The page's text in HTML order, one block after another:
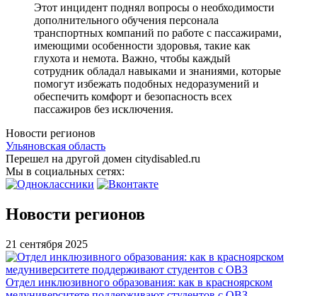
Этот инцидент поднял вопросы о необходимости
дополнительного обучения персонала
транспортных компаний по работе с пассажирами,
имеющими особенности здоровья, такие как
глухота и немота. Важно, чтобы каждый
сотрудник обладал навыками и знаниями, которые
помогут избежать подобных недоразумений и
обеспечить комфорт и безопасность всех
пассажиров без исключения.
Новости регионов
Ульяновская область
Перешел на другой домен citydisabled.ru
Мы в социальных сетях:
Новости регионов
21 сентября 2025
Отдел инклюзивного образования: как в красноярском